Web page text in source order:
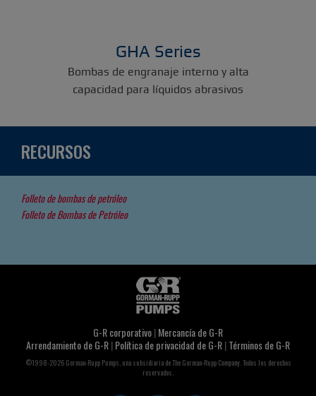
GHA Series
Bombas de engranaje interno y alta
capacidad para líquidos abrasivos
RECURSOS
Folleto de bombas de petróleo
Folleto de Bombas de Petróleo
G-R corporativo|Mercancía de G-R
Arrendamiento de G-R|Política de privacidad de G-R|Términos de G-R
©1998-2026 Gorman-Rupp Pumps, una subsidiaria de The Gorman-Rupp Company. Todos los derechos
reservados.